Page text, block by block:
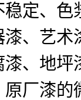
定、色
、艺
、地
厂漆